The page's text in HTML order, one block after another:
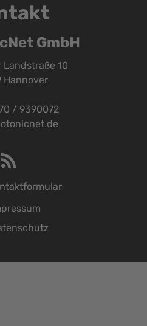
GmbH
Landstraße 10
Hannover
/ 9390072